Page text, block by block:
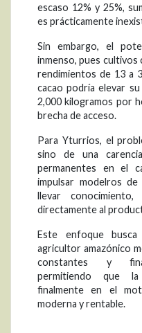
escaso 12% y 25%,
es prácticamente
Sin embargo, el
inmenso, pues cultivos
rendimientos de 13 a
cacao podría elevar
2,000 kilogramos por
brecha de acceso.
Para Yturrios, el
sino de una
permanentes en el
impulsar modelros de
llevar conocimiento,
directamente al
Este enfoque
agricultor amazónico
constantes y
permitiendo que
finalmente en el
moderna y rentable.